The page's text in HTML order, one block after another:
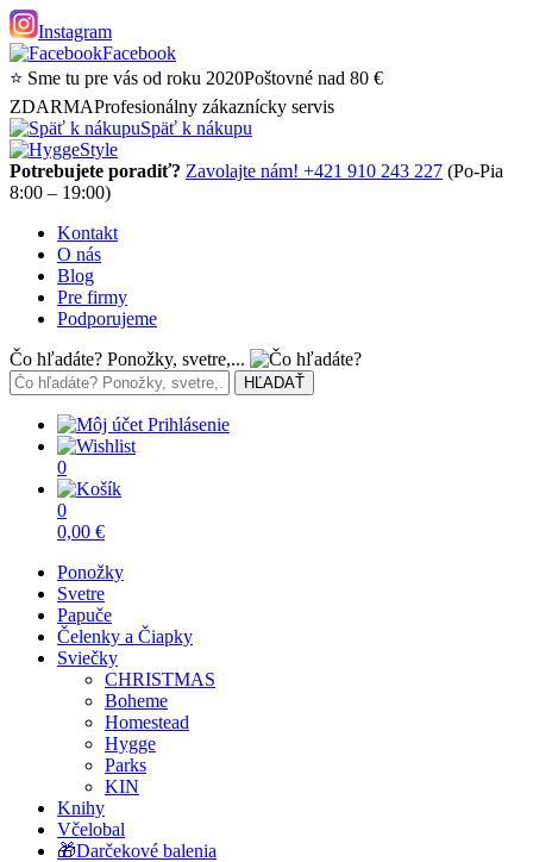
Instagram
Facebook
⭐ Sme tu pre vás od roku 2020Poštovné nad 80 €
ZDARMAProfesionálny zákaznícky servis
Späť k nákupu
Potrebujete poradiť? Zavolajte nám! +421 910 243 227 (Po-Pia
8:00 – 19:00)
Kontakt
O nás
Blog
Pre firmy
Podporujeme
Čo hľadáte? Ponožky, svetre,...
Prihlásenie
0
0
0,00 €
Ponožky
Svetre
Papuče
Čelenky a Čiapky
Sviečky
CHRISTMAS
Boheme
Homestead
Hygge
Parks
KIN
Knihy
Včelobal
🎁Darčekové balenia